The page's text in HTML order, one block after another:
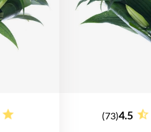
4.5
(73)